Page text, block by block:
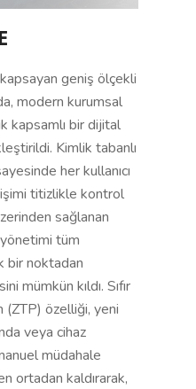
geniş ölçekli
modern kurumsal
kapsamlı bir dijital
Kimlik tabanlı
her kullanıcı
titizlikle kontrol
sağlanan
tüm
bir noktadan
mümkün kıldı. Sıfır
(ZTP) özelliği, yeni
veya cihaz
müdahale
ortadan kaldırarak,